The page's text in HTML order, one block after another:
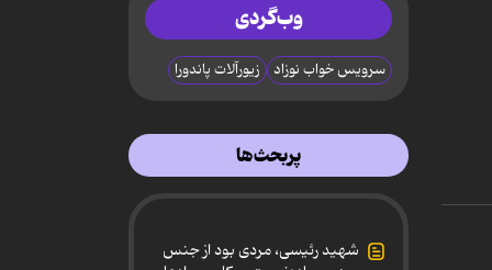
وب‌گردی
سرویس خواب نوزاد زیورآلات پاندورا
پربحث‌ها
شهید رئیسی، مردی بود از جنس